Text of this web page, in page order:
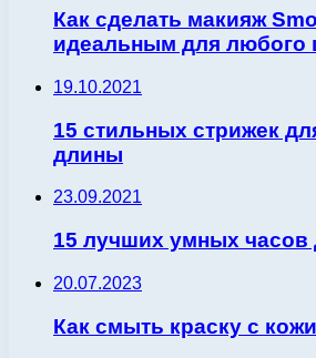
Как сделать макияж
идеальным для любого
19.10.2021
15 стильных стрижек
длины
23.09.2021
15 лучших умных
20.07.2023
Как смыть краску с кожи